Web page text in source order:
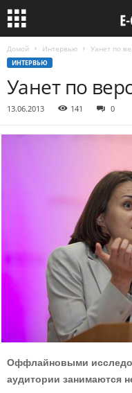
Домой Интервью Уанет по
ИНТЕРВЬЮ
Уанет по
13.06.2013 141 0
Оффлайновыми
аудитории занимаются